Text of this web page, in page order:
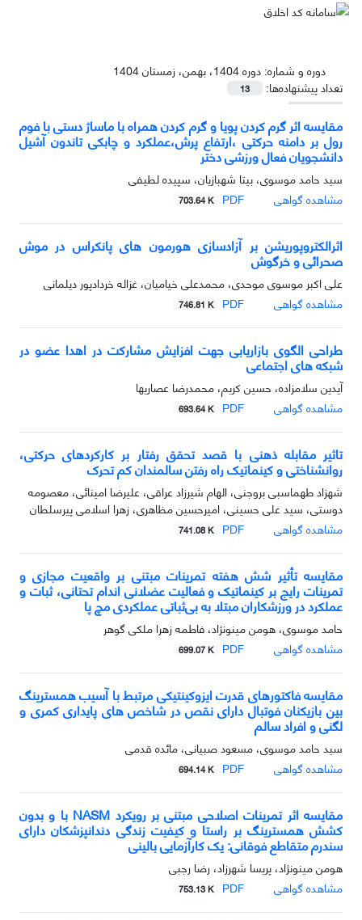
دوره و شماره:دوره 1404، بهمن، زمستان 1404
تعداد پیشنهاده‌ها:
13
مقایسه اثر گرم کردن پویا و گرم کردن همراه با ماساژ دستی با فوم
رول بر دامنه حرکتی ،ارتفاع پرش،عملکرد و چابکی تاندون آشیل
دانشجویان فعال ورزشی دختر
سید حامد موسوی، بیتا شهبازیان، سپیده لطیفی
مشاهده گواهی
PDF
703.64 K
اثرالکتروپوریشن بر آزادسازی هورمون های پانکراس در موش
صحرائی و خرگوش
علی اکبر موسوی موحدی، محمدعلی خیامیان، غزاله خردادپور دیلمانی
مشاهده گواهی
PDF
746.81 K
طراحی الگوی بازاریابی جهت افزایش مشارکت در اهدا عضو در
شبکه های اجتماعی
آیدین سلامزاده، حسین کریم، محمدرضا عصاریها
مشاهده گواهی
PDF
693.64 K
تاثیر مقابله ذهنی با قصد تحقق رفتار بر کارکردهای حرکتی،
روانشناختی و کینماتیک راه رفتن سالمندان کم تحرک
شهزاد طهماسبی بروجنی، الهام شیرزاد عراقی، علیرضا امینائی، معصومه
دوستی، سید علی حسینی، امیرحسین مظاهری، زهرا اسلامی پیرسلطان
مشاهده گواهی
PDF
741.08 K
مقایسه تأثیر شش هفته تمرینات مبتنی بر واقعیت مجازی و
تمرینات رایج بر کینماتیک و فعالیت عضلانی اندام تحتانی، ثبات و
عملکرد در ورزشکاران مبتلا به بی‌ثباتی عملکردی مچ پا
حامد موسوی، هومن مینونژاد، فاطمه زهرا ملکی گوهر
مشاهده گواهی
PDF
699.07 K
مقایسه فاکتورهای قدرت ایزوکینتیکی مرتبط با آسیب همسترینگ
بین بازیکنان فوتبال دارای نقص در شاخص های پایداری کمری و
لگنی و افراد سالم
سید حامد موسوی، مسعود صبیانی، مائده قدمی
مشاهده گواهی
PDF
694.14 K
مقایسه اثر تمرینات اصلاحی مبتنی بر رویکرد NASM با و بدون
کشش همسترینگ بر راستا و کیفیت زندگی دندانپزشکان دارای
سندرم متقاطع فوقانی: یک کارآزمایی بالینی
هومن مینونژاد، پریسا شهرزاد، رضا رجبی
مشاهده گواهی
PDF
753.13 K